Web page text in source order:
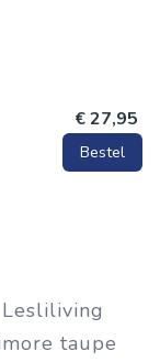
€ 27,95
Bestel
taupe